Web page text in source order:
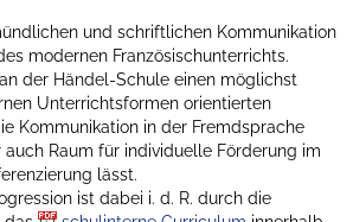
und schriftlichen Kommunikation
modernen Französischunterrichts.
der Händel-Schule einen möglichst
Unterrichtsformen orientierten
Kommunikation in der Fremdsprache
Raum für individuelle Förderung im
lässt.
ist dabei i. d. R. durch die